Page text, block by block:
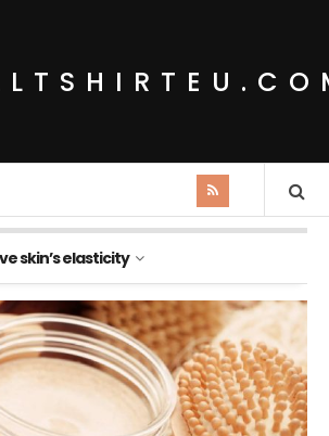
skin’s elasticity